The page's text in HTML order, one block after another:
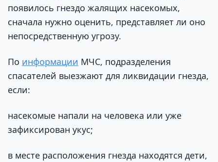
появилось гнездо жалящих насекомых,
сначала нужно оценить, представляет ли оно
непосредственную угрозу.
По информации МЧС, подразделения
спасателей выезжают для ликвидации гнезда,
если:
насекомые напали на человека или уже
зафиксирован укус;
в месте расположения гнезда находятся дети,